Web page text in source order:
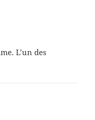
L’un des